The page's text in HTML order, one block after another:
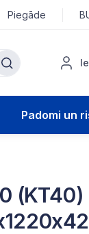
Piegāde
Padomi un
(KT40)